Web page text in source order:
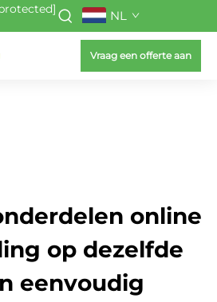
NL
Vraag een offerte aan
online
op dezelfde
eenvoudig